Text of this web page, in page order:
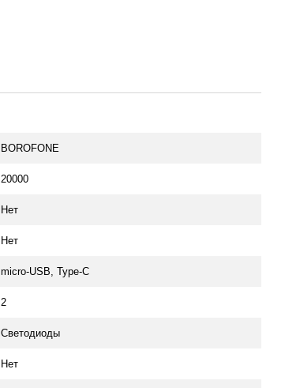
BOROFONE
20000
Нет
Нет
micro-USB, Type-C
2
Светодиоды
Нет